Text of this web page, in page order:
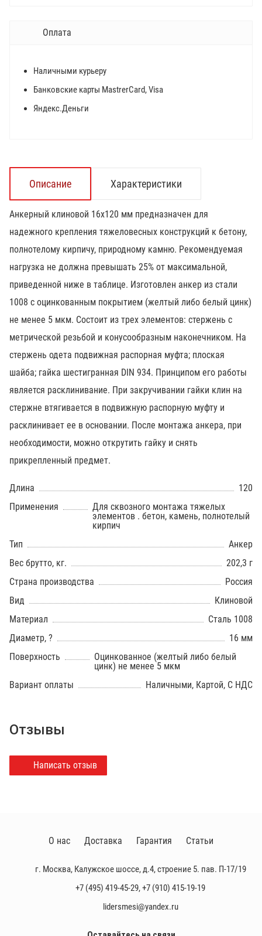
Оплата
Наличными курьеру
Банковские карты MastrerCard, Visa
Яндекс.Деньги
Описание Характеристики
Анкерный клиновой 16х120 мм предназначен для
надежного крепления тяжеловесных конструкций к бетону,
полнотелому кирпичу, природному камню. Рекомендуемая
нагрузка не должна превышать 25% от максимальной,
приведенной ниже в таблице. Изготовлен анкер из стали
1008 с оцинкованным покрытием (желтый либо белый цинк)
не менее 5 мкм. Состоит из трех элементов: стержень с
метрической резьбой и конусообразным наконечником. На
стержень одета подвижная распорная муфта; плоская
шайба; гайка шестигранная DIN 934. Принципом его работы
является расклинивание. При закручивании гайки клин на
стержне втягивается в подвижную распорную муфту и
расклинивает ее в основании. После монтажа анкера, при
необходимости, можно открутить гайку и снять
прикрепленный предмет.
Длина
120
Применения
Для сквозного монтажа тяжелых
элементов . бетон, камень, полнотелый
кирпич
Тип
Анкер
Вес брутто, кг.
202,3 г
Страна производства
Россия
Вид
Клиновой
Материал
Сталь 1008
Диаметр, ?
16 мм
Поверхность
Оцинкованное (желтый либо белый
цинк) не менее 5 мкм
Вариант оплаты
Наличными, Картой, С НДС
Отзывы
Написать отзыв
г. Москва, Калужское шоссе, д.4, строение 5. пав. П-17/19
+7 (495) 419-45-29,+7 (910) 415-19-19
lidersmesi@yandex.ru
О нас Доставка Гарантия Статьи